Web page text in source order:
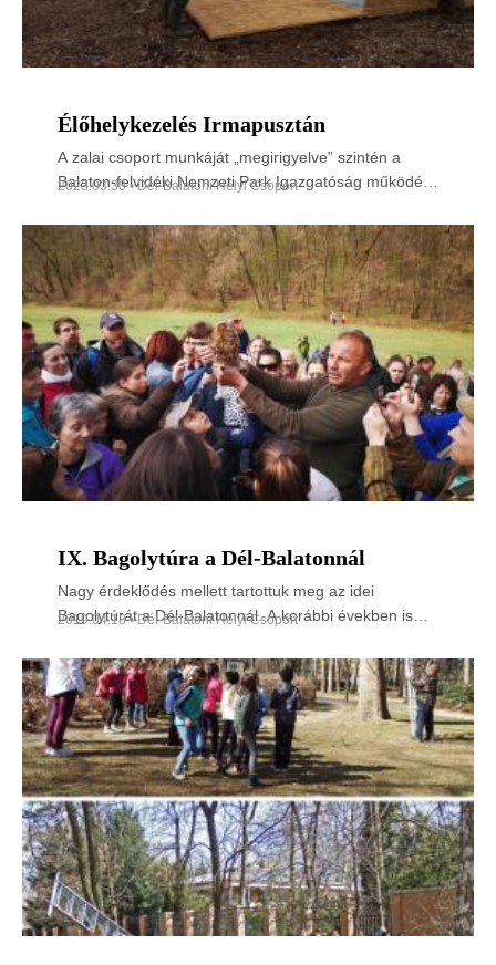
Élőhelykezelés Irmapusztán
A zalai csoport munkáját „megirigyelve” szintén a
Balaton-felvidéki Nemzeti Park Igazgatóság működési
2023.03.30 • Dél-Balatoni Helyi Csoport
IX. Bagolytúra a Dél-Balatonnál
Nagy érdeklődés mellett tartottuk meg az idei
Bagolytúrát a Dél-Balatonnál. A korábbi években is
2019.04.18 • Dél-Balatoni Helyi Csoport